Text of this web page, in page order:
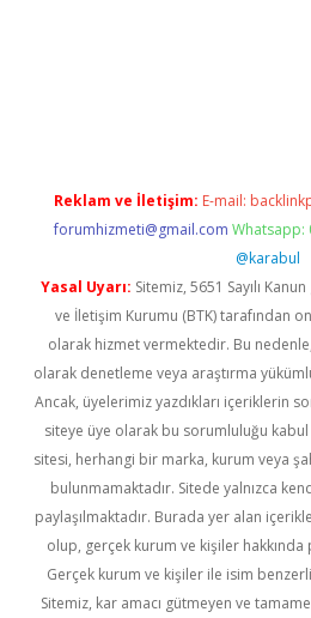
Reklam ve İletişim: E-mail:
forumhizmeti@gmail.com Whatsapp:
@karabul
Yasal Uyarı: Sitemiz, 5651 Sayılı
ve İletişim Kurumu (BTK) tarafından
olarak hizmet vermektedir. Bu
olarak denetleme veya araştırma
Ancak, üyelerimiz yazdıkları içeriklerin
siteye üye olarak bu sorumluluğu kabul
sitesi, herhangi bir marka, kurum veya
bulunmamaktadır. Sitede yalnızca
paylaşılmaktadır. Burada yer alan
olup, gerçek kurum ve kişiler hakkında
Gerçek kurum ve kişiler ile isim
Sitemiz, kar amacı gütmeyen ve